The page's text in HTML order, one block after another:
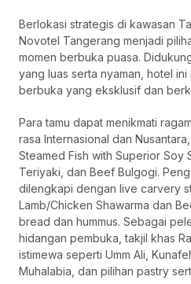
Berlokasi strategis di kawasan
Novotel Tangerang menjadi
momen berbuka puasa.
yang luas serta nyaman, hotel
berbuka yang eksklusif dan
Para tamu dapat menikmati
rasa Internasional dan
Steamed Fish with Superior Soy
Teriyaki, dan Beef Bulgogi.
dilengkapi dengan live carvery
Lamb/Chicken Shawarma dan
bread dan hummus. Sebagai
hidangan pembuka, takjil khas
istimewa seperti Umm Ali,
Muhalabia, dan pilihan pastry